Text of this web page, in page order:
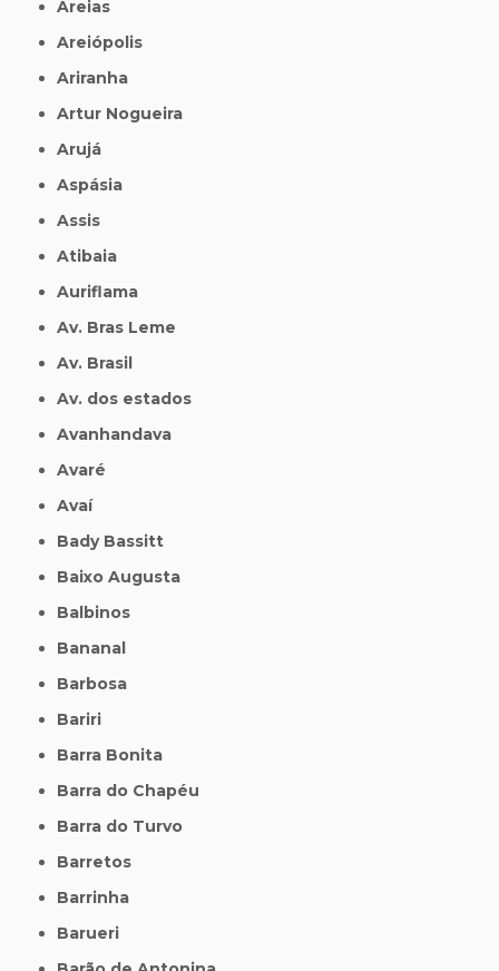
Areias
Areiópolis
Ariranha
Artur Nogueira
Arujá
Aspásia
Assis
Atibaia
Auriflama
Av. Bras Leme
Av. Brasil
Av. dos estados
Avanhandava
Avaré
Avaí
Bady Bassitt
Baixo Augusta
Balbinos
Bananal
Barbosa
Bariri
Barra Bonita
Barra do Chapéu
Barra do Turvo
Barretos
Barrinha
Barueri